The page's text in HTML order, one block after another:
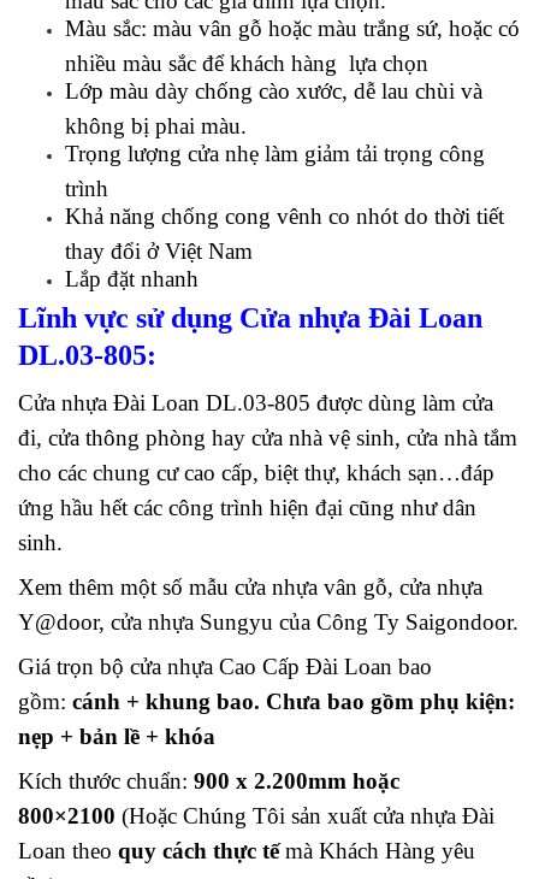
Màu sắc: màu vân gỗ hoặc màu trắng sứ, hoặc có
nhiều màu sắc để khách hàng lựa chọn
Lớp màu dày chống cào xước, dễ lau chùi và
không bị phai màu.
Trọng lượng cửa nhẹ làm giảm tải trọng công
trình
Khả năng chống cong vênh co nhót do thời tiết
thay đổi ở Việt Nam
Lắp đặt nhanh
Lĩnh vực sử dụng Cửa nhựa Đài Loan
DL.03-805:
Cửa nhựa Đài Loan DL.03-805 được dùng làm cửa
đi, cửa thông phòng hay cửa nhà vệ sinh, cửa nhà tắm
cho các chung cư cao cấp, biệt thự, khách sạn…đáp
ứng hầu hết các công trình hiện đại cũng như dân
sinh.
Xem thêm một số mẫu cửa nhựa vân gỗ, cửa nhựa
Y@door, cửa nhựa Sungyu của Công Ty Saigondoor.
Giá trọn bộ cửa nhựa Cao Cấp Đài Loan bao
gồm: cánh + khung bao. Chưa bao gồm phụ kiện:
nẹp + bản lề + khóa
Kích thước chuẩn: 900 x 2.200mm hoặc
800×2100 (Hoặc Chúng Tôi sản xuất cửa nhựa Đài
Loan theo quy cách thực tếmà Khách Hàng yêu